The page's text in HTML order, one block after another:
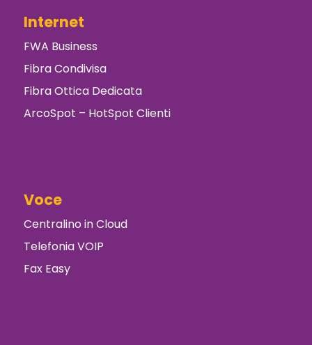
Internet
FWA Business
Fibra Condivisa
Fibra Ottica Dedicata
ArcoSpot – HotSpot Clienti
Voce
Centralino in Cloud
Telefonia VOIP
Fax Easy